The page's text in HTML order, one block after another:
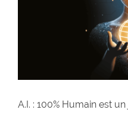
A.I. : 100% Humain est